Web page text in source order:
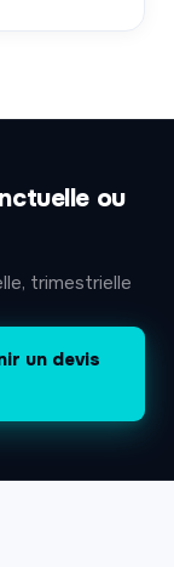
ou
trimestrielle
un devis